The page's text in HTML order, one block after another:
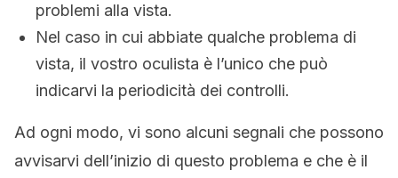
problemi alla vista.
Nel caso in cui abbiate qualche problema di
vista, il vostro oculista è l’unico che può
indicarvi la periodicità dei controlli.
Ad ogni modo, vi sono alcuni segnali che possono
avvisarvi dell’inizio di questo problema e che è il